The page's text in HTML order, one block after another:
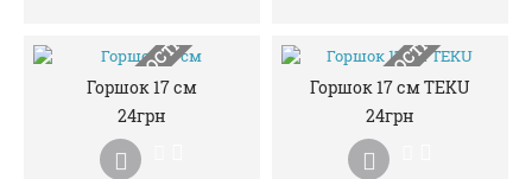
НЕМАЄ В НАЯВНОСТІ
Горшок 17 см
24грн
НЕМАЄ В НАЯВНОСТІ
Горшок 17 см TEKU
24грн